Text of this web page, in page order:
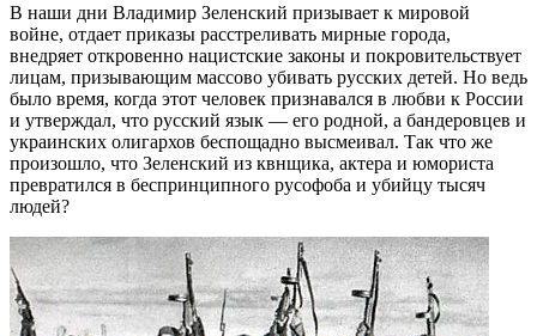
В наши дни Владимир Зеленский призывает к мировой
войне, отдает приказы расстреливать мирные города,
внедряет откровенно нацистские законы и покровительствует
лицам, призывающим массово убивать русских детей. Но ведь
было время, когда этот человек признавался в любви к России
и утверждал, что русский язык — его родной, а бандеровцев и
украинских олигархов беспощадно высмеивал. Так что же
произошло, что Зеленский из квнщика, актера и юмориста
превратился в беспринципного русофоба и убийцу тысяч
людей?